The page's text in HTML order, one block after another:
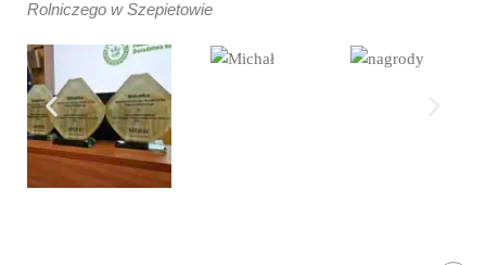
Rolniczego w Szepietowie